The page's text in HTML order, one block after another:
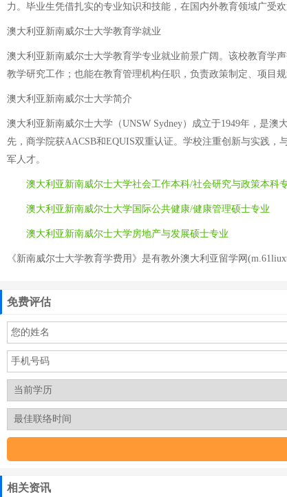
力。毕业生凭借扎实的专业知识和技能，在国内外教育领域广受
澳大利亚新南威尔士大学教育学就业
澳大利亚新南威尔士大学教育学专业就业前景广阔。该校教育学
教学研究工作；也能在教育管理机构任职，负责政策制定、项目
澳大利亚新南威尔士大学简介
澳大利亚新南威尔士大学（UNSW Sydney）成立于1949年，是
先，商学院获AACSB和EQUIS双重认证。学校注重创新与实践
军人才。
澳大利亚新南威尔士大学社会工作本科/社会研究与政策本科
澳大利亚新南威尔士大学国际公共健康/健康管理硕士专业
澳大利亚新南威尔士大学房地产与发展硕士专业
《新南威尔士大学教育学费用》是有教外澳大利亚留学网
免费评估
相关资讯